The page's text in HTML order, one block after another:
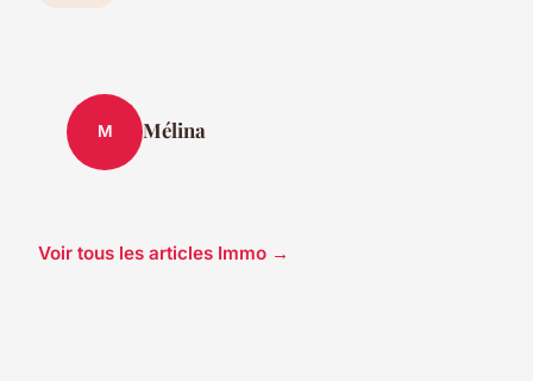
M Mélina
Voir tous les articles Immo →